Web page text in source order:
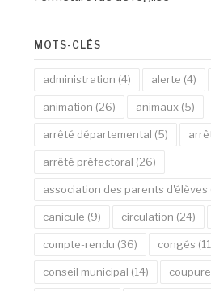
MOTS-CLÉS
administration (4) alerte (4)
animation (26) animaux (5)
arrêté départemental (5)
arrêté préfectoral (26)
association des parents d'élèves
canicule (9) circulation (24)
compte-rendu (36) congés
conseil municipal (14)